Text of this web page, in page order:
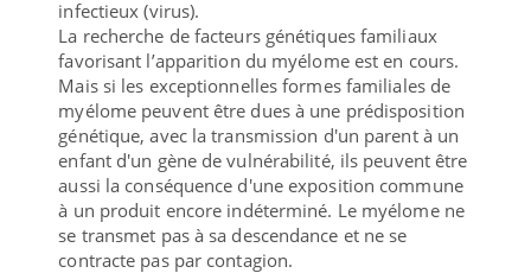
infectieux (virus).
La recherche de facteurs génétiques familiaux
favorisant l’apparition du myélome est en cours.
Mais si les exceptionnelles formes familiales de
myélome peuvent être dues à une prédisposition
génétique, avec la transmission d'un parent à un
enfant d'un gène de vulnérabilité, ils peuvent être
aussi la conséquence d'une exposition commune
à un produit encore indéterminé. Le myélome ne
se transmet pas à sa descendance et ne se
contracte pas par contagion.